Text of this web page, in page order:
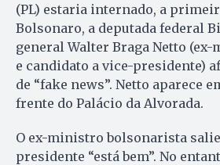
(PL) estaria internado, a
Bolsonaro, a deputada federal
general Walter Braga Netto (ex-
e candidato a vice-presidente)
de “fake news”. Netto aparece
frente do Palácio da Alvorada.
O ex-ministro bolsonarista
presidente “está bem”. No